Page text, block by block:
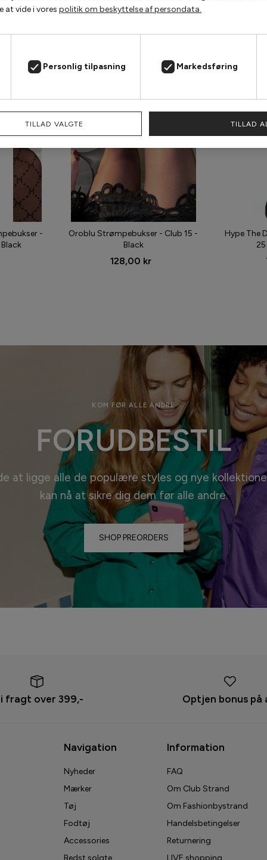
at vide i vores politik om beskyttelse af persondata.
Personlig tilpasning Markedsføring
TILLAD VALGTE TILLAD
-
Oroblu Strømpebukser - Club 15 -
Black
128,00 kr
Hype The
KOM FØR ALLE ANDRE
FORUDBESTIL
at ligge alle de populære styles og nye
kan nå at sikre dig dem før alle andre.
SHOP PREORDERS
fragt over 399,- Optjen bonus på
Navigation
Nyheder
Mærker
Tøj
Fodtøj
Accessories
Information
FAQ
Om Club Strand
Om Fashionbystrand
Handelsbetingelser
Returnering